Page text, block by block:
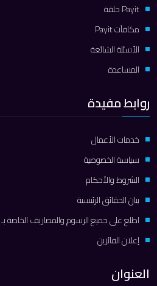
Payit حلقة
مكافآت Payit
الأسئلة الشائعة
المساعدة
روابط مفيدة
خدمات الأعمال
سياسة الخصوصية
الشروط والأحكام
بيان الحقائق الرئيسية
اطلع على جميع الرسوم والمصاريف الخاصة بـ Payit Plus
إعلان الفائزين
العنوان